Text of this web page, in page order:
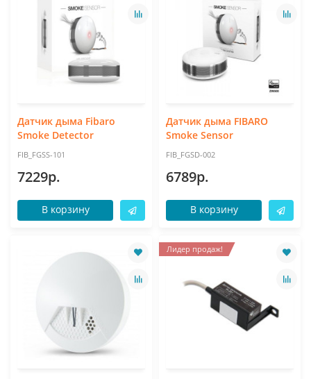
Датчик дыма Fibaro
Smoke Detector
FIB_FGSS-101
7229р.
В корзину
Датчик дыма FIBARO
Smoke Sensor
FIB_FGSD-002
6789р.
В корзину
Лидер продаж!